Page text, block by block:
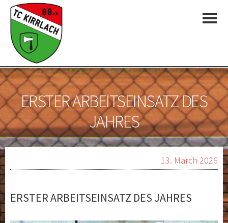
ERSTER ARBEITSEINSATZ DES
JAHRES
13. March 2026
ERSTER ARBEITSEINSATZ DES JAHRES